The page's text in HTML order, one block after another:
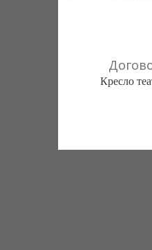
Кресло